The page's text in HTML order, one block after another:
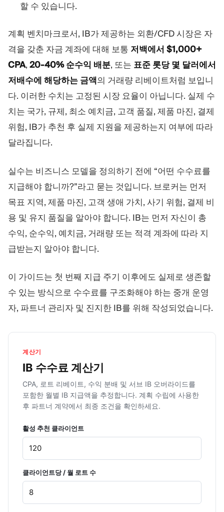
할 수 있습니다.
계획 벤치마크로서, IB가 제공하는 외환/CFD 시장은 자
격을 갖춘 자금 계좌에 대해 보통 저백에서 $1,000+
CPA, 20-40% 순수익 배분, 또는 표준 롯당 몇 달러에서
저배수에 해당하는 금액의 거래량 리베이트처럼 보입니
다. 이러한 수치는 고정된 시장 요율이 아닙니다. 실제 수
치는 국가, 규제, 최소 예치금, 고객 품질, 제품 마진, 결제
위험, IB가 추천 후 실제 지원을 제공하는지 여부에 따라
달라집니다.
실수는 비즈니스 모델을 정의하기 전에 “어떤 수수료를
지급해야 합니까?”라고 묻는 것입니다. 브로커는 먼저
목표 지역, 제품 마진, 고객 생애 가치, 사기 위험, 결제 비
용 및 유지 품질을 알아야 합니다. IB는 먼저 자신이 총
수익, 순수익, 예치금, 거래량 또는 적격 계좌에 따라 지
급받는지 알아야 합니다.
이 가이드는 첫 번째 지급 주기 이후에도 실제로 생존할
수 있는 방식으로 수수료를 구조화해야 하는 중개 운영
자, 파트너 관리자 및 진지한 IB를 위해 작성되었습니다.
계산기
IB 수수료 계산기
CPA, 로트 리베이트, 수익 분배 및 서브 IB 오버라이드를
포함한 월별 IB 지급액을 추정합니다. 계획 수립에 사용한
후 파트너 계약에서 최종 조건을 확인하세요.
활성 추천 클라이언트
클라이언트당 / 월 로트 수